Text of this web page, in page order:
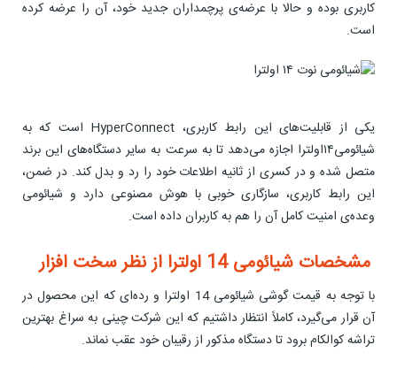
کاربری بوده و حالا با عرضه‌ی پرچمداران جدید خود، آن را عرضه کرده
است.
یکی از قابلیت‌های این رابط کاربری، HyperConnect است که به
شیائومی۱۴اولترا اجازه می‌دهد تا به سرعت به سایر دستگاه‌های این برند
متصل شده و در کسری از ثانیه اطلاعات خود را رد و بدل کند. در ضمن،
این رابط کاربری، سازگاری خوبی با هوش مصنوعی دارد و شیائومی
وعده‌ی امنیت کامل آن را هم به کاربران داده است.
مشخصات شیائومی 14 اولترا از نظر سخت افزار
با توجه به قیمت گوشی شیائومی 14 اولترا و رده‌ای که این محصول در
آن قرار می‌گیرد، کاملاً انتظار داشتیم که این شرکت چینی به سراغ بهترین
تراشه کوالکام برود تا دستگاه مذکور از رقیبان خود عقب نماند.